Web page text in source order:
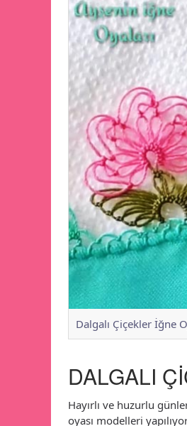
Dalgalı Çiçekler İğne
DALGALI
Hayırlı ve huzurlu
oyası modelleri